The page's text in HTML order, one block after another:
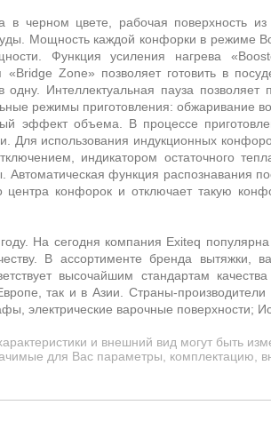
в черном цвете, рабочая поверхность
Мощность каждой конфорки в режиме
Функция усиления нагрева «
«Bridge Zone» позволяет готовить в
одну.
Интеллектуальная пауза позволяет
режимы приготовления: обжаривание
эффект объема. В процессе
использования индукционных
индикатором остаточного
Автоматическая функция распознавания
конфорок и отключает такую
На сегодня компания Exiteq
В ассортименте бренда вытяжки,
высочайшим стандартам
так и в Азии. Страны-производители
электрические варочные поверхности;
и внешний вид могут быть
для Вас параметры, комплектацию,